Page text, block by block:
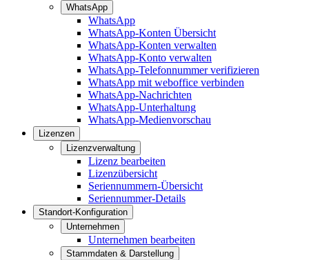
WhatsApp
WhatsApp
WhatsApp-Konten Übersicht
WhatsApp-Konten verwalten
WhatsApp-Konto verwalten
WhatsApp-Telefonnummer verifizieren
WhatsApp mit weboffice verbinden
WhatsApp-Nachrichten
WhatsApp-Unterhaltung
WhatsApp-Medienvorschau
Lizenzen
Lizenzverwaltung
Lizenz bearbeiten
Lizenzübersicht
Seriennummern-Übersicht
Seriennummer-Details
Standort-Konfiguration
Unternehmen
Unternehmen bearbeiten
Stammdaten & Darstellung